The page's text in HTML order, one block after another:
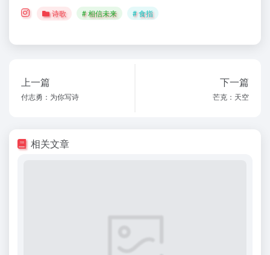
诗歌 # 相信未来 # 食指
上一篇
付志勇：为你写诗
下一篇
芒克：天空
相关文章